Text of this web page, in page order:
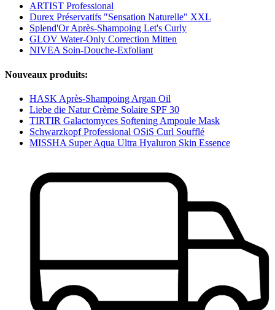
ARTIST Professional
Durex Préservatifs "Sensation Naturelle" XXL
Splend'Or Après-Shampoing Let's Curly
GLOV Water-Only Correction Mitten
NIVEA Soin-Douche-Exfoliant
Nouveaux produits:
HASK Après-Shampoing Argan Oil
Liebe die Natur Crème Solaire SPF 30
TIRTIR Galactomyces Softening Ampoule Mask
Schwarzkopf Professional OSiS Curl Soufflé
MISSHA Super Aqua Ultra Hyaluron Skin Essence